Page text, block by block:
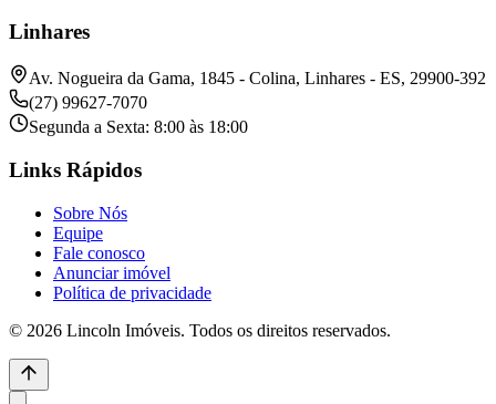
Linhares
Av. Nogueira da Gama, 1845 - Colina, Linhares - ES, 29900-392
(27) 99627-7070
Segunda a Sexta: 8:00 às 18:00
Links Rápidos
Sobre Nós
Equipe
Fale conosco
Anunciar imóvel
Política de privacidade
© 2026 Lincoln Imóveis. Todos os direitos reservados.